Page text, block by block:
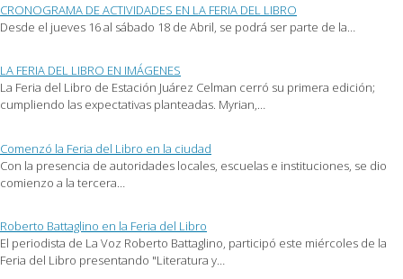
amigo
(Se
abre
ventana
nueva)
una
ventana
nueva)
una
ventana
nueva)
CRONOGRAMA DE ACTIVIDADES EN LA FERIA DEL LIBRO
Desde el jueves 16 al sábado 18 de Abril, se podrá ser parte de la…
LA FERIA DEL LIBRO EN IMÁGENES
La Feria del Libro de Estación Juárez Celman cerró su primera edición;
cumpliendo las expectativas planteadas. Myrian,…
Comenzó la Feria del Libro en la ciudad
Con la presencia de autoridades locales, escuelas e instituciones, se dio
comienzo a la tercera…
Roberto Battaglino en la Feria del Libro
El periodista de La Voz Roberto Battaglino, participó este miércoles de la
Feria del Libro presentando "Literatura y…